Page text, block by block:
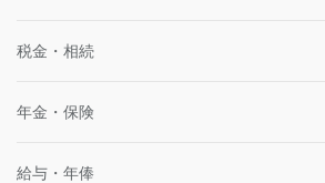
税金・相続
年金・保険
給与・年俸